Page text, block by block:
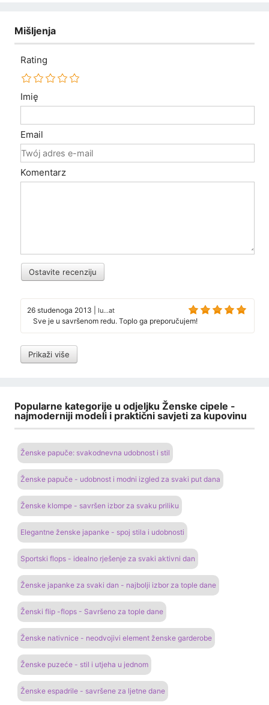
Mišljenja
Rating
Imię
Email
Komentarz
Ostavite recenziju
26 studenoga 2013 lu...at
Sve je u savršenom redu. Toplo ga preporučujem!
Prikaži više
Popularne kategorije u odjeljku Ženske cipele -
najmoderniji modeli i praktični savjeti za kupovinu
Ženske papuče: svakodnevna udobnost i stil
Ženske papuče - udobnost i modni izgled za svaki put dana
Ženske klompe - savršen izbor za svaku priliku
Elegantne ženske japanke - spoj stila i udobnosti
Sportski flops - idealno rješenje za svaki aktivni dan
Ženske japanke za svaki dan - najbolji izbor za tople dane
Ženski flip -flops - Savršeno za tople dane
Ženske nativnice - neodvojivi element ženske garderobe
Ženske puzeće - stil i utjeha u jednom
Ženske espadrile - savršene za ljetne dane